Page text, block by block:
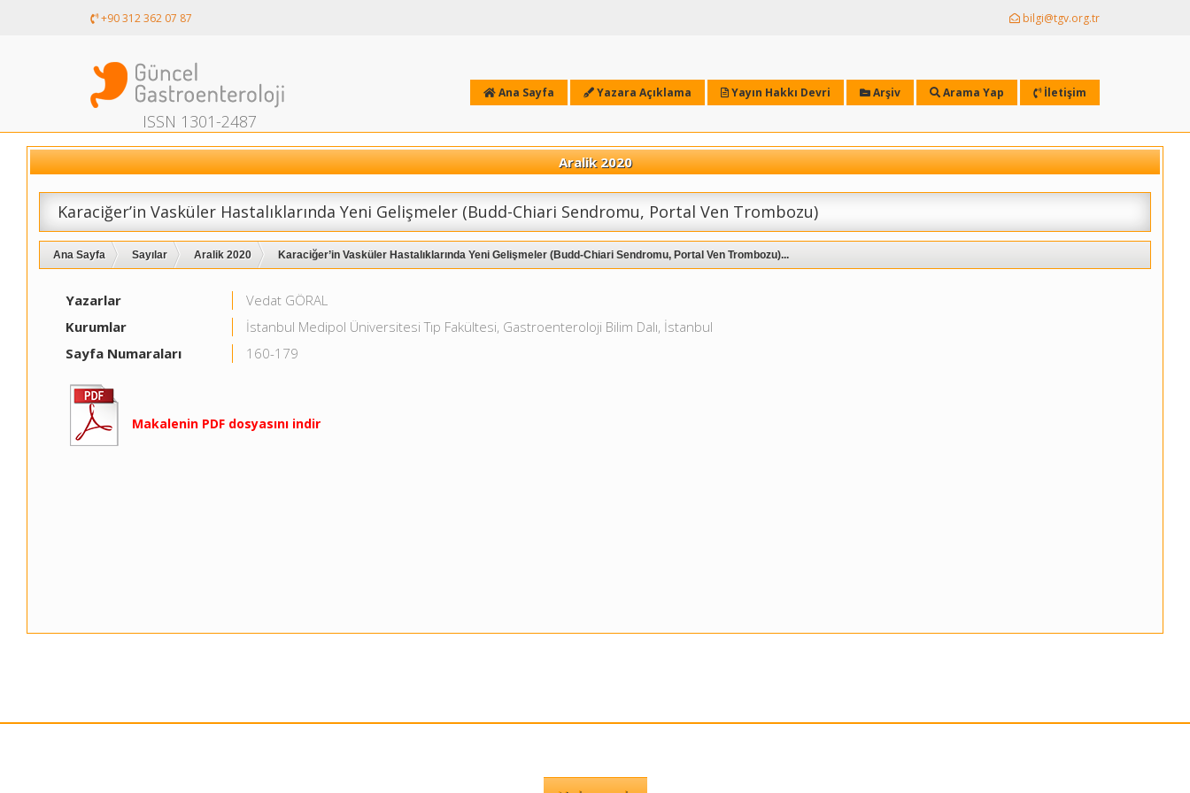
+90 312 362 07 87 bilgi@tgv.org.tr
ISSN 1301-2487
Ana Sayfa Yazara Açıklama Yayın Hakkı Devri Arşiv Arama Yap İletişim
Aralik 2020
Karaciğer’in Vasküler Hastalıklarında Yeni Gelişmeler (Budd-Chiari Sendromu, Portal Ven Trombozu)
Ana Sayfa Sayılar Aralik 2020 Karaciğer’in Vasküler Hastalıklarında Yeni Gelişmeler (Budd-Chiari Sendromu, Portal Ven Trombozu)...
Yazarlar
Vedat GÖRAL
Kurumlar
İstanbul Medipol Üniversitesi Tıp Fakültesi, Gastroenteroloji Bilim Dalı, İstanbul
Sayfa Numaraları
160-179
Makalenin PDF dosyasını indir